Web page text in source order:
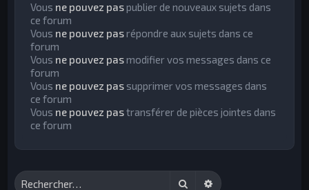
Vous ne pouvez paspublier de nouveaux sujets dans
ce forum
Vous ne pouvez pasrépondre aux sujets dans ce
forum
Vous ne pouvez pasmodifier vos messages dans ce
forum
Vous ne pouvez pas supprimer vos messages dans
ce forum
Vous ne pouvez pastransférer de pièces jointes dans
ce forum
RechercherRecherche avancée